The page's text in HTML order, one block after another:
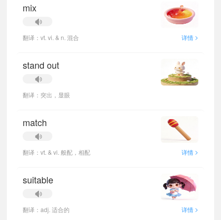
mix
翻译：vt. vi. & n. 混合 详情 >
stand out
翻译：突出，显眼
match
翻译：vt. & vi. 般配，相配 详情 >
suitable
翻译：adj. 适合的 详情 >